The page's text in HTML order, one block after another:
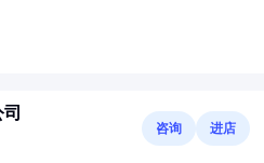
咨询 进店